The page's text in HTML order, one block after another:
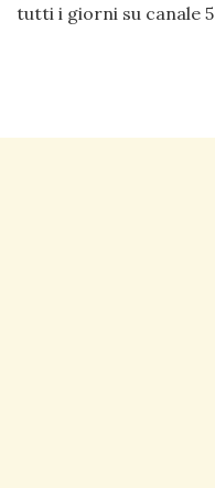
tutti i giorni su canale 5